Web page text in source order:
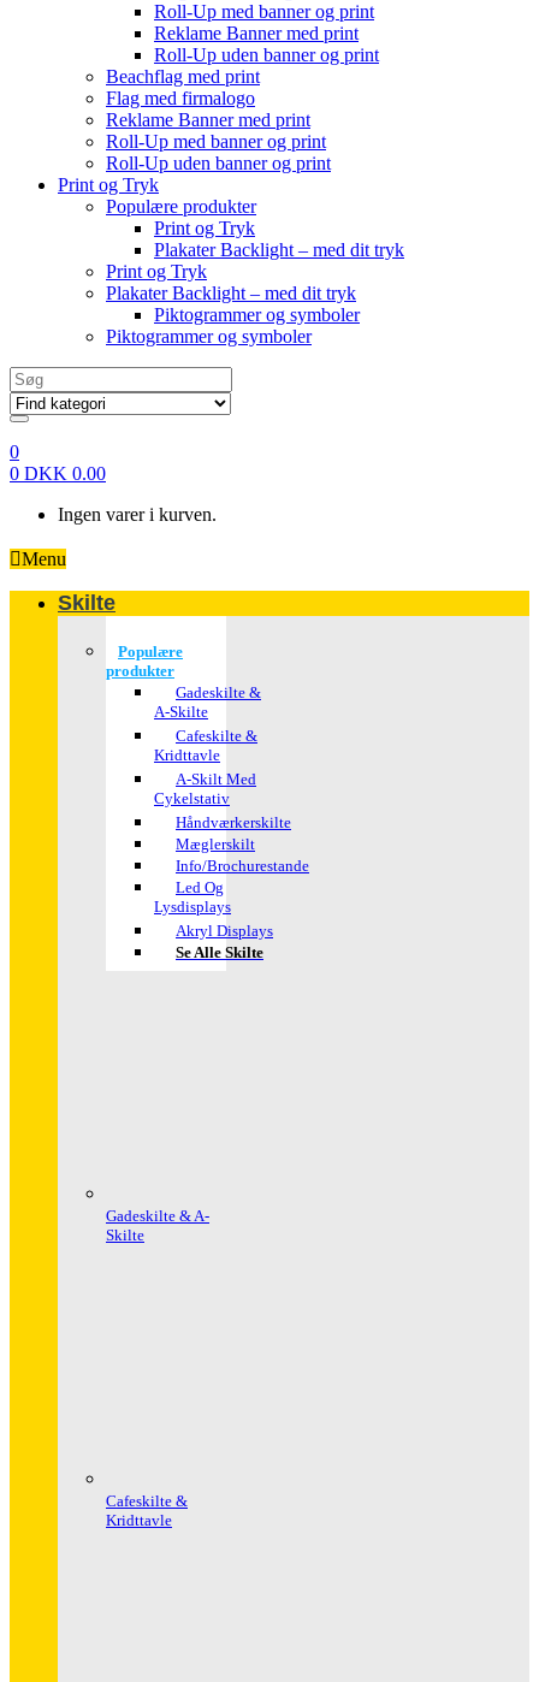
Roll-Up med banner og print
Reklame Banner med print
Roll-Up uden banner og print
Beachflag med print
Flag med firmalogo
Reklame Banner med print
Roll-Up med banner og print
Roll-Up uden banner og print
Print og Tryk
Populære produkter
Print og Tryk
Plakater Backlight – med dit tryk
Print og Tryk
Plakater Backlight – med dit tryk
Piktogrammer og symboler
Piktogrammer og symboler
Search
for:
0
0 DKK 0.00
Ingen varer i kurven.
Menu
Skilte
Populære
produkter
Gadeskilte &
A-Skilte
Cafeskilte &
Kridttavle
A-Skilt Med
Cykelstativ
Håndværkerskilte
Mæglerskilt
Info/brochurestande
Led Og
Lysdisplays
Akryl Displays
Se Alle Skilte
Gadeskilte & A-
Skilte
Cafeskilte &
Kridttavle